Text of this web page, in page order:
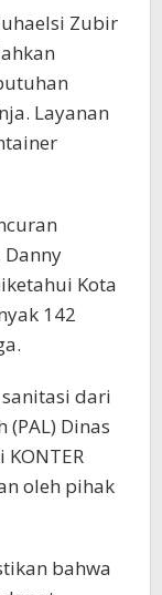
Zubir
Layanan
Danny
Kota
142
dari
(PAL) Dinas
oleh pihak
bahwa